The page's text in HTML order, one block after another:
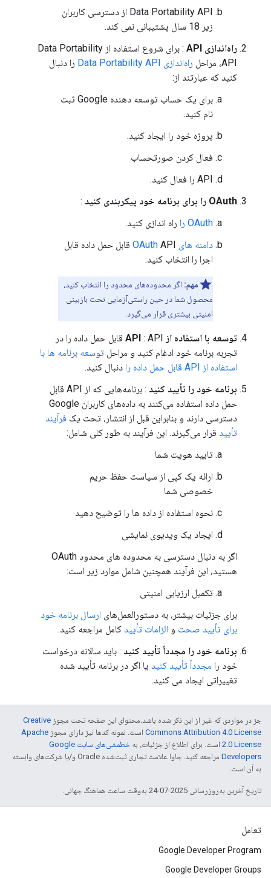
Data Portability API از دسترسی کاربران
زیر 18 سال پشتیبانی نمی کند.
راه‌اندازی API
: برای شروع استفاده از Data Portability
API، مراحل
راه‌اندازی Data Portability API
را دنبال
کنید که عبارتند از:
برای یک حساب توسعه دهنده Google ثبت
نام کنید.
پروژه خود را ایجاد کنید.
فعال کردن صورتحساب
API را فعال کنید.
OAuth را برای برنامه خود پیکربندی کنید
:
OAuth را
راه اندازی کنید.
دامنه های OAuth
API قابل حمل داده قابل
اجرا را انتخاب کنید.
مهم: اگر محدوده‌های محدود را انتخاب کنید،
محصول شما در حین راستی‌آزمایی تحت بازبینی
امنیتی بیشتری قرار می‌گیرد.
توسعه با استفاده از API
: API قابل حمل داده را در
تجربه برنامه خود ادغام کنید و مراحل توسعه برنامه ها با
استفاده از API قابل حمل داده را
دنبال کنید.
برنامه خود را تأیید کنید
: برنامه‌هایی که از API قابل
حمل داده استفاده می‌کنند به داده‌های کاربران Google
دسترسی دارند و بنابراین قبل از انتشار، تحت یک فرآیند
تأیید قرار می‌گیرند. این فرآیند به طور کلی شامل:
تایید هویت شما
ارائه یک کپی از سیاست حفظ حریم
خصوصی شما
نحوه استفاده از داده ها را توضیح دهید
ایجاد یک ویدیوی نمایشی
اگر به دنبال دسترسی به محدوده های محدود OAuth
هستید، این فرآیند همچنین شامل موارد زیر است:
تکمیل ارزیابی امنیتی
برای جزئیات بیشتر، به دستورالعمل‌های ارسال برنامه خود
برای تأیید صحت و الزامات تأیید کامل مراجعه کنید.
برنامه خود را مجدداً تأیید کنید : باید سالانه درخواست
خود را مجدداً تأیید کنید یا اگر در برنامه تأیید شده
تغییراتی ایجاد می کنید.
جز در مواردی که غیر از این ذکر شده باشد،‌محتوای این صفحه تحت مجوز Creative
Commons Attribution 4.0 License است. نمونه کدها نیز دارای مجوز Apache
2.0 License است. برای اطلاع از جزئیات، به
خطمشی‌های سایت Google
Developers‏
مراجعه کنید. جاوا علامت تجاری ثبت‌شده Oracle و/یا شرکت‌های وابسته
به آن است.
تاریخ آخرین به‌روزرسانی 2025-07-24 به‌وقت ساعت هماهنگ جهانی.
تعامل
Google Developer Program
Google Developer Groups